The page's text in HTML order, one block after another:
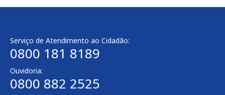
Serviço de Atendimento ao Cidadão:
0800 181 8189
Ouvidoria:
0800 882 2525​